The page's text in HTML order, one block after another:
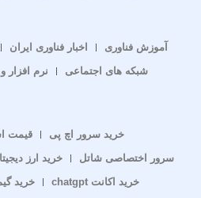
آموزش فناوری اخبار فناوری ایران
شبکه های اجتماعی
نرم افزار
خرید سرور اچ پی
قیمت
سرور اختصاصی شاتل
خرید ارز
خرید اکانت chatgpt
خرید